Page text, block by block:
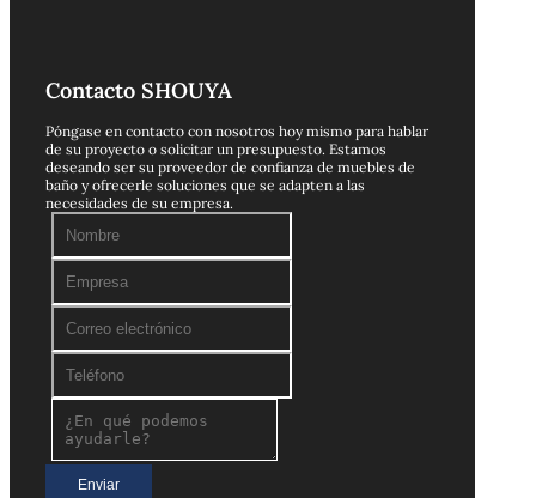
Contacto SHOUYA
Póngase en contacto con nosotros hoy mismo para hablar
de su proyecto o solicitar un presupuesto. Estamos
deseando ser su proveedor de confianza de muebles de
baño y ofrecerle soluciones que se adapten a las
necesidades de su empresa.
Enviar